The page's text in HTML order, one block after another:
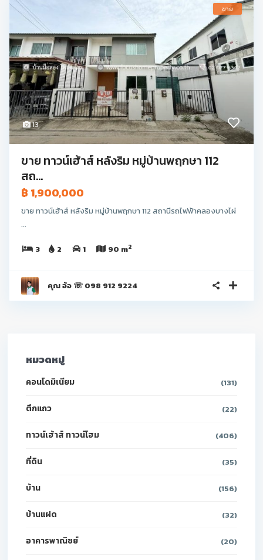
13
ขาย
ขาย ทาวน์เฮ้าส์ หลังริม หมู่บ้านพฤกษา 112
สถ...
฿ 1,900,000
ขาย ทาวน์เฮ้าส์ หลังริม หมู่บ้านพฤกษา 112 สถานีรถไฟฟ้าคลองบางไผ่
...
3 2 1 90 m2
คุณ อ้อ ☏ 098 912 9224
หมวดหมู่
คอนโดมิเนียม (131)
ตึกแถว (22)
ทาวน์เฮ้าส์ ทาวน์โฮม (406)
ที่ดิน (35)
บ้าน (156)
บ้านแฝด (32)
อาคารพาณิชย์ (20)